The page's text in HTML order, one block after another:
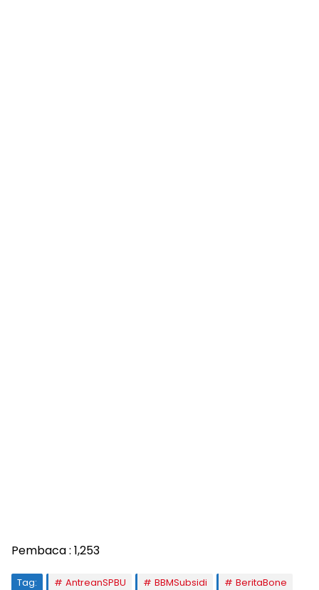
Pembaca : 1,253
Tag: AntreanSPBU BBMSubsidi
BeritaBone